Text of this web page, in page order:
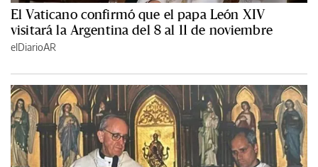
El Vaticano confirmó que el papa León XIV
visitará la Argentina del 8 al 11 de noviembre
elDiarioAR